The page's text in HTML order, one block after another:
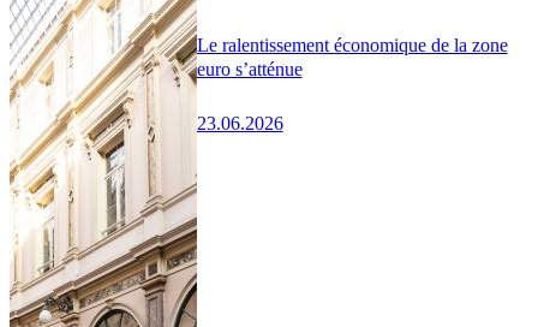
Le ralentissement économique de la zone
euro s’atténue
23.06.2026